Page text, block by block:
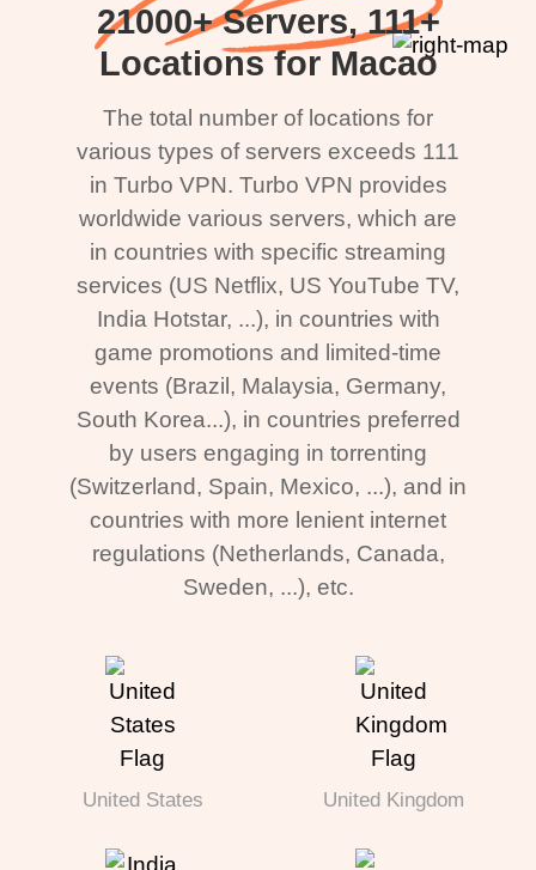
21000+ Servers, 111+
Locations for Macao
The total number of locations for
various types of servers exceeds 111
in Turbo VPN. Turbo VPN provides
worldwide various servers, which are
in countries with specific streaming
services (US Netflix, US YouTube TV,
India Hotstar, ...), in countries with
game promotions and limited-time
events (Brazil, Malaysia, Germany,
South Korea...), in countries preferred
by users engaging in torrenting
(Switzerland, Spain, Mexico, ...), and in
countries with more lenient internet
regulations (Netherlands, Canada,
Sweden, ...), etc.
United States United Kingdom